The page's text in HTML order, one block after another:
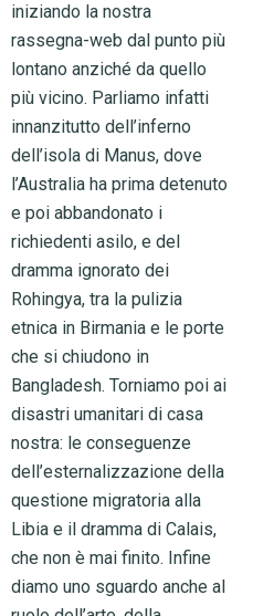
iniziando la nostra
rassegna-web dal punto più
lontano anziché da quello
più vicino. Parliamo infatti
innanzitutto dell’inferno
dell’isola di Manus, dove
l’Australia ha prima detenuto
e poi abbandonato i
richiedenti asilo, e del
dramma ignorato dei
Rohingya, tra la pulizia
etnica in Birmania e le porte
che si chiudono in
Bangladesh. Torniamo poi ai
disastri umanitari di casa
nostra: le conseguenze
dell’esternalizzazione della
questione migratoria alla
Libia e il dramma di Calais,
che non è mai finito. Infine
diamo uno sguardo anche al